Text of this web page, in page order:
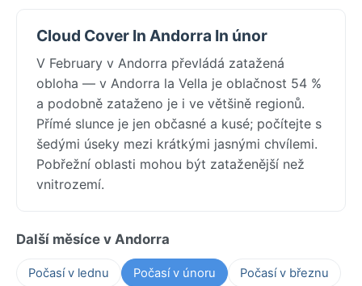
Cloud Cover In Andorra In únor
V February v Andorra převládá zatažená
obloha — v Andorra la Vella je oblačnost 54 %
a podobně zataženo je i ve většině regionů.
Přímé slunce je jen občasné a kusé; počítejte s
šedými úseky mezi krátkými jasnými chvílemi.
Pobřežní oblasti mohou být zataženější než
vnitrozemí.
Další měsíce v Andorra
Počasí v lednu Počasí v únoru
Počasí v březnu